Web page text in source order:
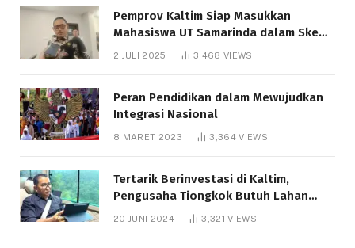
Pemprov Kaltim Siap Masukkan
Mahasiswa UT Samarinda dalam Skema
Bantuan Pendidikan Gratispol
2 JULI 2025 3,468 VIEWS
Peran Pendidikan dalam Mewujudkan
Integrasi Nasional
8 MARET 2023 3,364VIEWS
Tertarik Berinvestasi di Kaltim,
Pengusaha Tiongkok Butuh Lahan
20 JUNI 2024 3,321VIEWS